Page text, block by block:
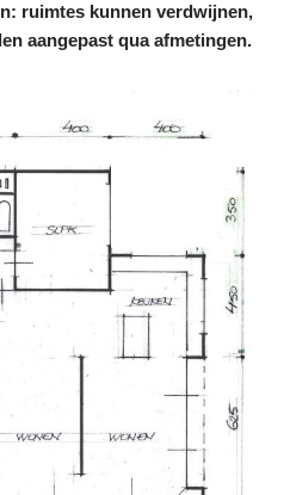
ruimtes kunnen verdwijnen,
aangepast qua afmetingen.